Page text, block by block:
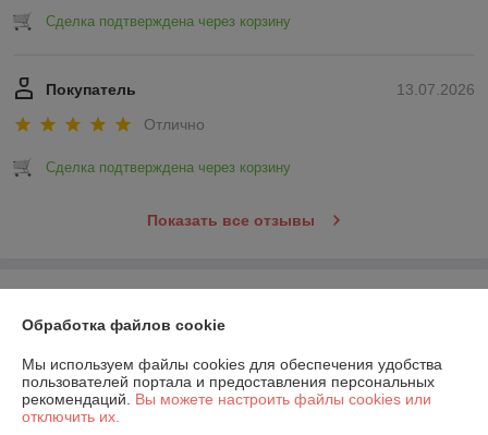
Сделка подтверждена через корзину
13.07.2026
Покупатель
Отлично
Сделка подтверждена через корзину
Показать все отзывы
О нас
Доставка и оплата
Обработка файлов cookie
Мы используем файлы cookies для обеспечения удобства
пользователей портала и предоставления персональных
рекомендаций. Вы можете настроить файлы cookies или
отключить их.